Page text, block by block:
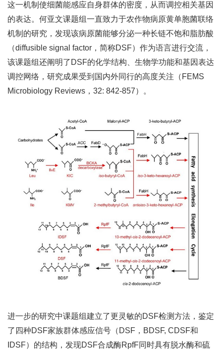
这一机制使细菌能感应自身群体的密度，从而调控相关基因
的表达。何亚文课题组一直致力于农作物病原黄单胞菌联络
机制的研究，发现该病原菌能够分泌一种长链不饱和脂肪酸
（diffusible signal factor，简称DSF）作为语言进行交流，
该课题组还阐明了DSF的化学结构、生物学功能和基因表达
调控网络，研究成果受到国内外同行的高度关注（FEMS
Microbiology Reviews，32: 842-857）。
进一步的研究中课题组建立了更灵敏的DSF检测方法，鉴定
了四种DSF家族群体感应信号（DSF，BDSF, CDSF和
IDSF）的结构，发现DSF合成酶RpfF同时具有脱水酶和硫